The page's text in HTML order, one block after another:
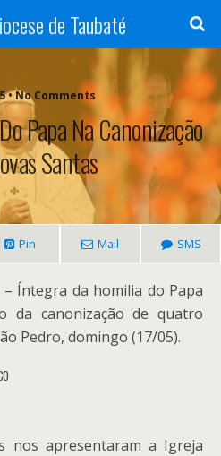
de Taubaté
• No Comments
Papa Na Canonização
Santas
Pin Mail SMS
– Íntegra da homilia do Papa
da canonização de quatro
Pedro, domingo (17/05).
nos apresentaram a Igreja